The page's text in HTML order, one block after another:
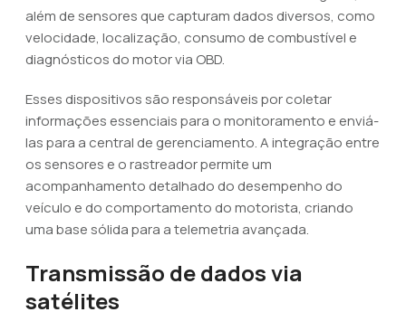
além de sensores que capturam dados diversos, como
velocidade, localização, consumo de combustível e
diagnósticos do motor via OBD.
Esses dispositivos são responsáveis por coletar
informações essenciais para o monitoramento e enviá-
las para a central de gerenciamento. A integração entre
os sensores e o rastreador permite um
acompanhamento detalhado do desempenho do
veículo e do comportamento do motorista, criando
uma base sólida para a telemetria avançada.
Transmissão de dados via
satélites